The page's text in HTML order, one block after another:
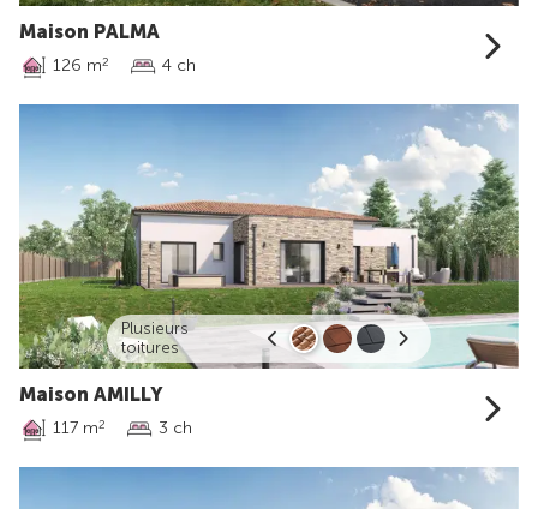
Maison PALMA
126 m2 4 ch
Maison AMILLY
117 m2 3 ch
Plusieurs
toitures